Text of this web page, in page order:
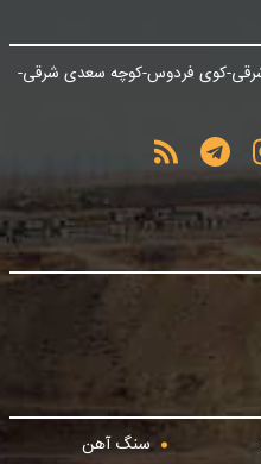
شرقی-کوی فردوس-کوچه سعدی شرقی-
سنگ آهن